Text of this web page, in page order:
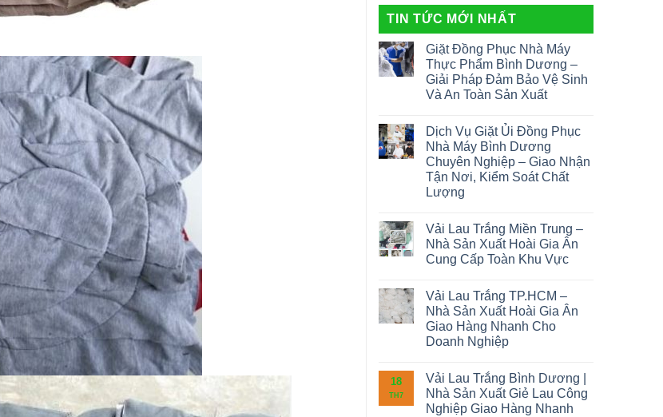
TIN TỨC MỚI NHẤT
Giặt Đồng Phục Nhà Máy
Thực Phẩm Bình Dương –
Giải Pháp Đảm Bảo Vệ Sinh
Và An Toàn Sản Xuất
Dịch Vụ Giặt Ủi Đồng Phục
Nhà Máy Bình Dương
Chuyên Nghiệp – Giao Nhận
Tận Nơi, Kiểm Soát Chất
Lượng
Vải Lau Trắng Miền Trung –
Nhà Sản Xuất Hoài Gia Ân
Cung Cấp Toàn Khu Vực
Vải Lau Trắng TP.HCM –
Nhà Sản Xuất Hoài Gia Ân
Giao Hàng Nhanh Cho
Doanh Nghiệp
18
TH7
Vải Lau Trắng Bình Dương |
Nhà Sản Xuất Giẻ Lau Công
Nghiệp Giao Hàng Nhanh